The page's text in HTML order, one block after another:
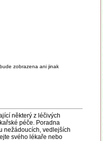
zobrazena ani jinak
některý z léčivých
péče. Poradna
nežádoucích, vedlejších
svého lékaře nebo